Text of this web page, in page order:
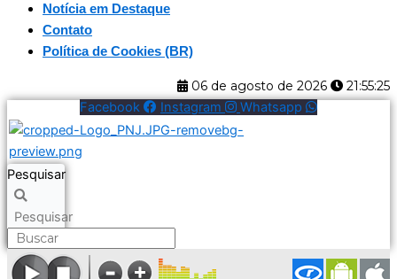
Notícia em Destaque
Contato
Política de Cookies (BR)
06 de agosto de 2026
21:55:26
Facebook
Instagram Whatsapp
Pesquisar
Pesquisar